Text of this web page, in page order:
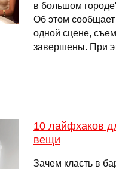
в большом
Об этом сообщает
одной сцене,
завершены. При
10 лайфхаков
вещи
Зачем класть в